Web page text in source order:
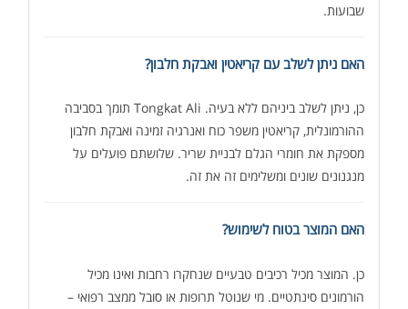
שבועות.
האם ניתן לשלב עם קריאטין ואבקת חלבון?
כן, ניתן לשלב ביניהם ללא בעיה. Tongkat Ali תומך בסביבה
ההורמונלית, קריאטין משפר כוח ואנרגיה זמינה ואבקת חלבון
מספקת את חומרי הגלם לבניית שריר. שלושתם פועלים על
מנגנונים שונים ומשלימים זה את זה.
האם המוצר בטוח לשימוש?
כן. המוצר מכיל רכיבים טבעיים שנחקרו רחבות ואינו מכיל
הורמונים סינתטיים. מי שנוטל תרופות או סובל ממצב רפואי –